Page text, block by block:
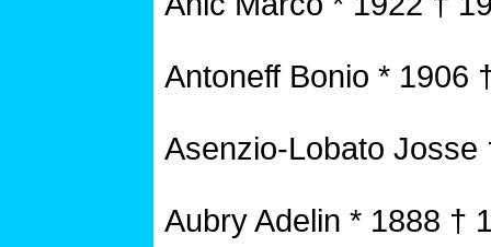
Antoneff Bonio * 1906
Asenzio-Lobato Josse
Aubry Adelin * 1888 †